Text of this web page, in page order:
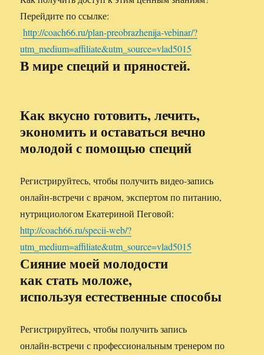
Перейдите по ссылке:
http://coach66.ru/plan-preobrazhenija-vebinar/?
utm_medium=affiliate&utm_source=vlad5015
В мире специй и пряностей.
Как вкусно готовить, лечить,
экономить и оставаться вечно
молодой с помощью специй
Регистрируйтесь, чтобы получить видео-запись
онлайн-встречи с врачом, экспертом по питанию,
нутрициологом Екатериной Пеговой:
http://coach66.ru/specii-web/?
utm_medium=affiliate&utm_source=vlad5015
Сияние моей молодости
как стать моложе,
используя естественные способы
Регистрируйтесь, чтобы получить запись
онлайн-встречи с профессиональным тренером по